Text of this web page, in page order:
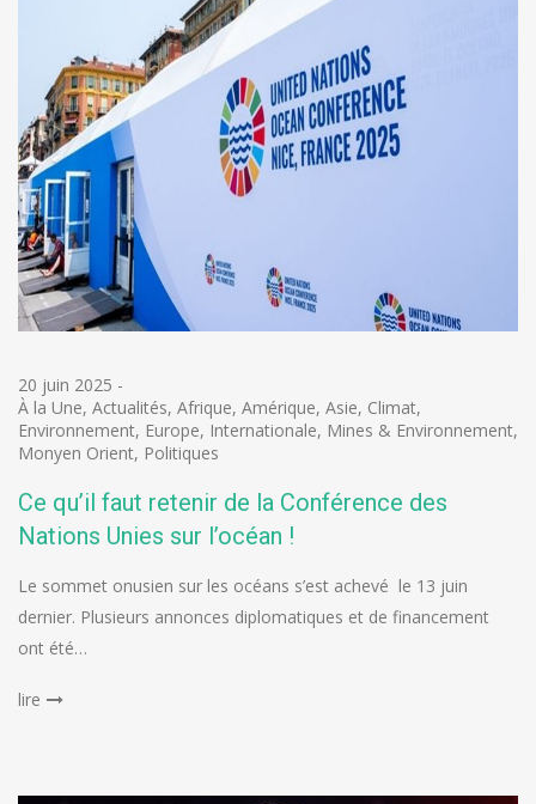
20 juin 2025 -
À la Une, Actualités, Afrique, Amérique, Asie, Climat,
Environnement, Europe, Internationale, Mines & Environnement,
Monyen Orient, Politiques
Ce qu’il faut retenir de la Conférence des
Nations Unies sur l’océan !
Le sommet onusien sur les océans s’est achevé le 13 juin
dernier. Plusieurs annonces diplomatiques et de financement
ont été…
lire